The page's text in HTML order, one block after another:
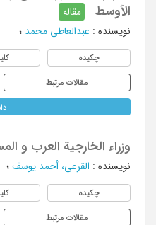
الأوسط
مقاله
نویسنده : عبدالعاطی محمد ؛
چکیده
مقالات مرتبط
وزراء الخارجیة العرب و
نویسنده : القرعی، أحمد یوسف ؛
چکیده
مقالات مرتبط